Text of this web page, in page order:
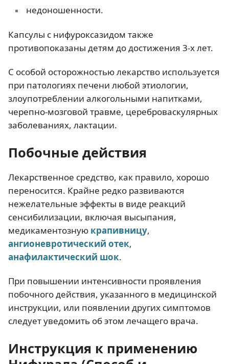
недоношенности.
Капсулы с нифуроксазидом также
противопоказаны детям до достижения 3-х лет.
С особой осторожностью лекарство используется
при патологиях печени любой этиологии,
злоупотреблении алкогольными напитками,
черепно-мозговой травме, цереброваскулярных
заболеваниях, лактации.
Побочные действия
Лекарственное средство, как правило, хорошо
переносится. Крайне редко развиваются
нежелательные эффекты в виде реакций
сенсибилизации, включая высыпания,
медикаментозную крапивницу,
ангионевротический отек,
анафилактический шок.
При повышении интенсивности проявления
побочного действия, указанного в медицинской
инструкции, или появлении других симптомов
следует уведомить об этом лечащего врача.
Инструкция к применению